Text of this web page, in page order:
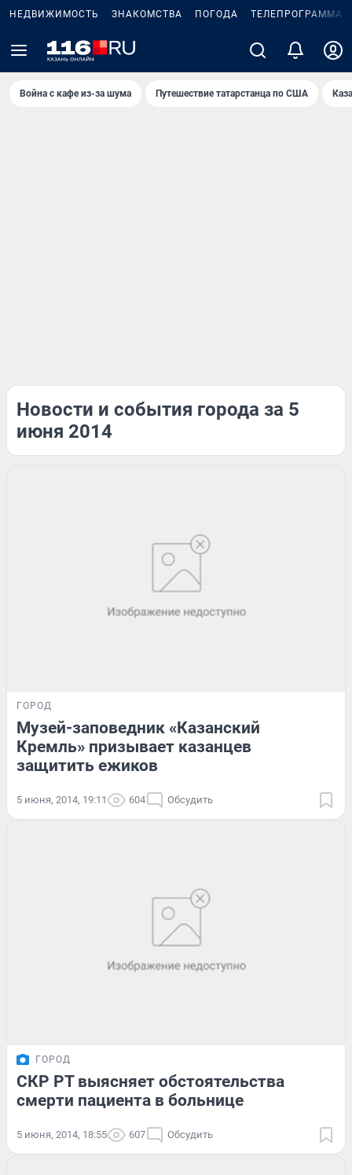
НЕДВИЖИМОСТЬ ЗНАКОМСТВА ПОГОДА ТЕЛЕПРОГРАММА
Война с кафе из-за шума Путешествие татарстанца по США
Новости и события города за 5
июня 2014
ГОРОД
Музей-заповедник «Казанский
Кремль» призывает казанцев
защитить ежиков
5 июня, 2014, 19:11 604 Обсудить
ГОРОД
СКР РТ выясняет обстоятельства
смерти пациента в больнице
5 июня, 2014, 18:55 607 Обсудить